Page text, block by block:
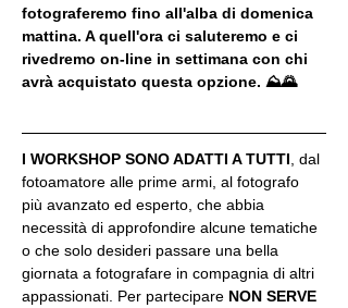
fotograferemo fino all'alba di domenica
mattina. A quell'ora ci saluteremo e ci
rivedremo on-line in settimana con chi
avrà acquistato questa opzione. ⛰🌄
I WORKSHOP SONO ADATTI A TUTTI , dal
fotoamatore alle prime armi, al fotografo
più avanzato ed esperto, che abbia
necessità di approfondire alcune tematiche
o che solo desideri passare una bella
giornata a fotografare in compagnia di altri
appassionati. Per partecipare NON SERVE